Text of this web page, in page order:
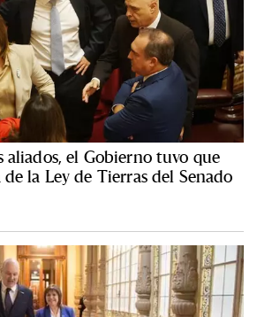
aliados, el Gobierno tuvo que
la Ley de Tierras del Senado